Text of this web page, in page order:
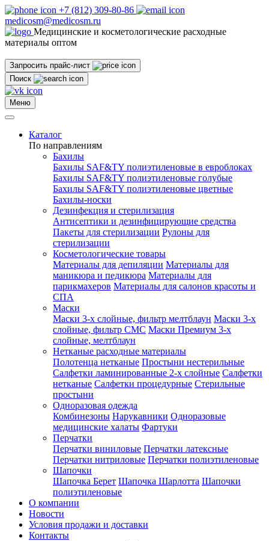
+7 (812) 309-80-86
medicosm@medicosm.ru
Медицинские и косметологические расходные
материалы оптом
Запросить прайс-лист
Поиск
Меню
Каталог
По направлениям
Бахилы
Бахилы SAF&TY полиэтиленовые в евроблоках
Бахилы SAF&TY полиэтиленовые голубые
Бахилы SAF&TY полиэтиленовые цветные
Бахилы-носки
Дезинфекция и стерилизация
Антисептики и дезинфицирующие средства
Пакеты для стерилизации Рулоны для
стерилизации
Косметологические товары
Материалы для депиляции Материалы для
маникюра и педикюра Материалы для
парикмахеров Материалы для салонов красоты и
СПА
Маски
Маски 3-х слойные, фильтр мелтблаун Маски 3-х
слойные, фильтр СМС Маски Премиум 3-х
слойные, мелтблаун
Нетканые расходные материалы
Полотенца нетканые Простыни нестерильные
Салфетки ламинированные 2-х слойные Салфетки
нетканые Салфетки процедурные Стерильные
простыни
Одноразовая одежда
Комбинезоны Нарукавники Одноразовые
медицинские халаты Фартуки
Перчатки
Перчатки виниловые Перчатки латексные
Перчатки нитриловые Перчатки полиэтиленовые
Шапочки
Шапочка Берет Шапочка Шарлотта Шапочки
полиэтиленовые
О компании
Новости
Условия продажи и доставки
Контакты